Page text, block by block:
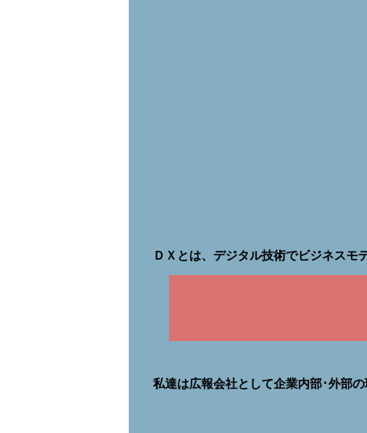
ＤＸとは、デジタル技術でビジネスモ
私達は広報会社として企業内部･外部